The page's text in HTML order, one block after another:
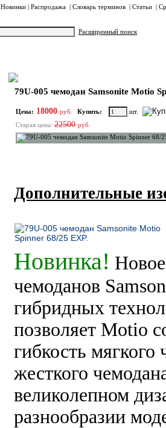
Новинки | Распродажа | Словарь терминов | Статьи |
Расширенный поиск
ЧЕМОДАНЫ ТКАНЬ
79U-005 чемодан Samsonite Motio
Цена: 18000 руб. Купить:
шт.
Старая цена: 22500 руб.
Дополнительные
Новинка!
чемоданов
гибридных
позволяет Motio
гибкость мягкого
жесткого
великолепном
разнообразии